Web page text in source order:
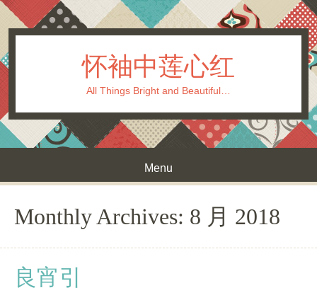
怀袖中莲心红
All Things Bright and Beautiful…
Menu
Monthly Archives: 8 月 2018
良宵引